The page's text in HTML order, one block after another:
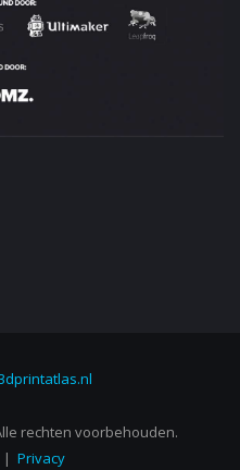
rechten voorbehouden.
| Privacy